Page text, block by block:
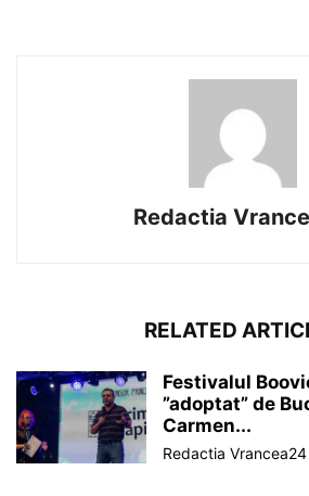
Redactia
RELATED
Festivalul
”adoptat” de
Carmen...
Redactia Vrancea24